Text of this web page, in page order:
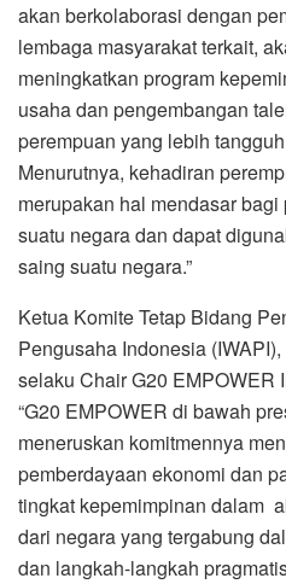
akan berkolaborasi dengan
lembaga masyarakat terkait,
meningkatkan program
usaha dan pengembangan
perempuan yang lebih
Menurutnya, kehadiran
merupakan hal mendasar
suatu negara dan dapat
saing suatu negara.”
Ketua Komite Tetap Bidang
Pengusaha Indonesia
selaku Chair G20 EMPOWER
“G20 EMPOWER di bawah
meneruskan komitmennya
pemberdayaan ekonomi dan
tingkat kepemimpinan dalam
dari negara yang tergabung
dan langkah-langkah